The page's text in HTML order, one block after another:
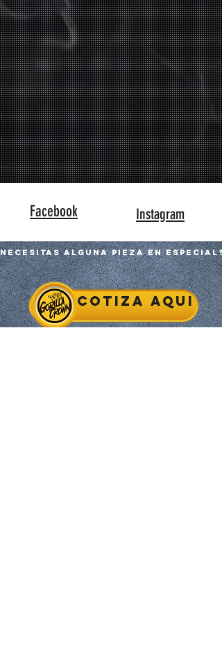
Facebook Instagram
Necesitas alguna pieza en especial?
Cotiza aqui